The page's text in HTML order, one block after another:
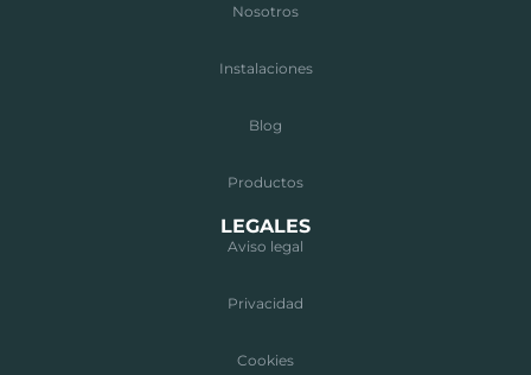
Nosotros
Instalaciones
Blog
Productos
LEGALES
Aviso legal
Privacidad
Cookies